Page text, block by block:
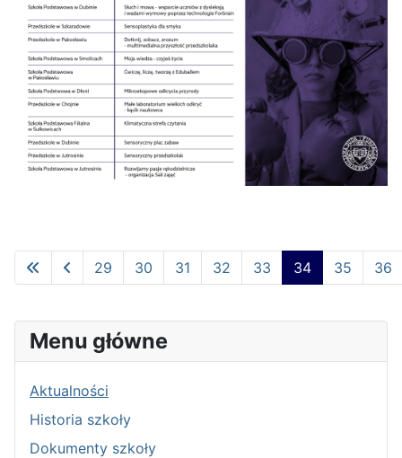
Menu główne
Aktualności
Historia szkoły
Dokumenty szkoły
Strona 34 z 63
29 30 31 32 33 34 35 36